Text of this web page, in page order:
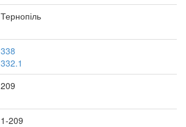
Тернопіль
338
332.1
209
1-209